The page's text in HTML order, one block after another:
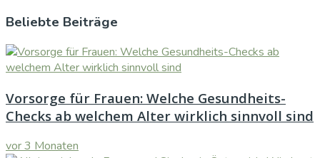
Beliebte Beiträge
Vorsorge für Frauen: Welche Gesundheits-
Checks ab welchem Alter wirklich sinnvoll sind
vor 3 Monaten